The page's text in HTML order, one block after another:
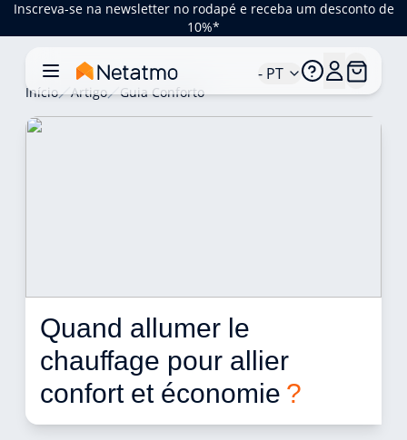
Inscreva-se na newsletter no rodapé e receba um desconto de
10%*
- PT
Início Artigo Guia Conforto
Quand allumer le
chauffage pour allier
confort et économie ?